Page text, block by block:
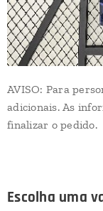
AVISO: Para
adicionais. As
finalizar o pedido.
Escolha uma